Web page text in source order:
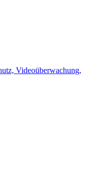
Videoüberwachung,